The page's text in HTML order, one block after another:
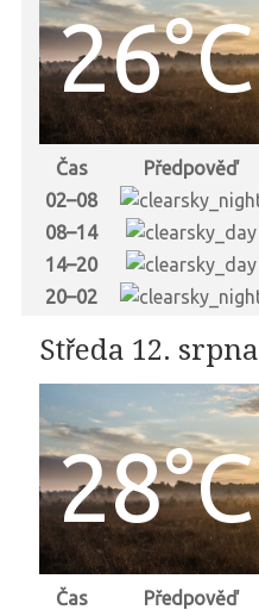
26°C
Čas Předpověď
02–08
08–14
14–20
20–02
Středa 12. srpna
28°C
Čas Předpověď